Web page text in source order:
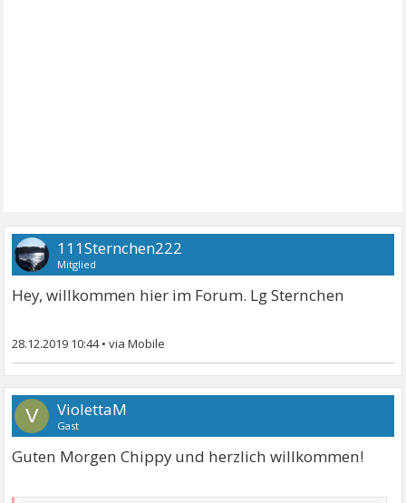
111Sternchen222
Mitglied
Hey, willkommen hier im Forum. Lg Sternchen
28.12.2019 10:44•
V ViolettaM
Gast
Guten Morgen Chippy und herzlich willkommen!